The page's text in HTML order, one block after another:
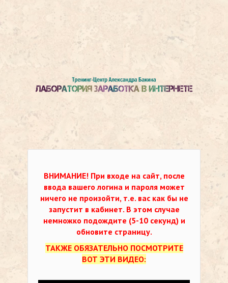
ВНИМАНИЕ! При входе на сайт, после
ввода вашего логина и пароля может
ничего не произойти, т.е. вас как бы не
запустит в кабинет. В этом случае
немножко подождите (5-10 секунд) и
обновите страницу.
ТАКЖЕ ОБЯЗАТЕЛЬНО ПОСМОТРИТЕ
ВОТ ЭТИ ВИДЕО: